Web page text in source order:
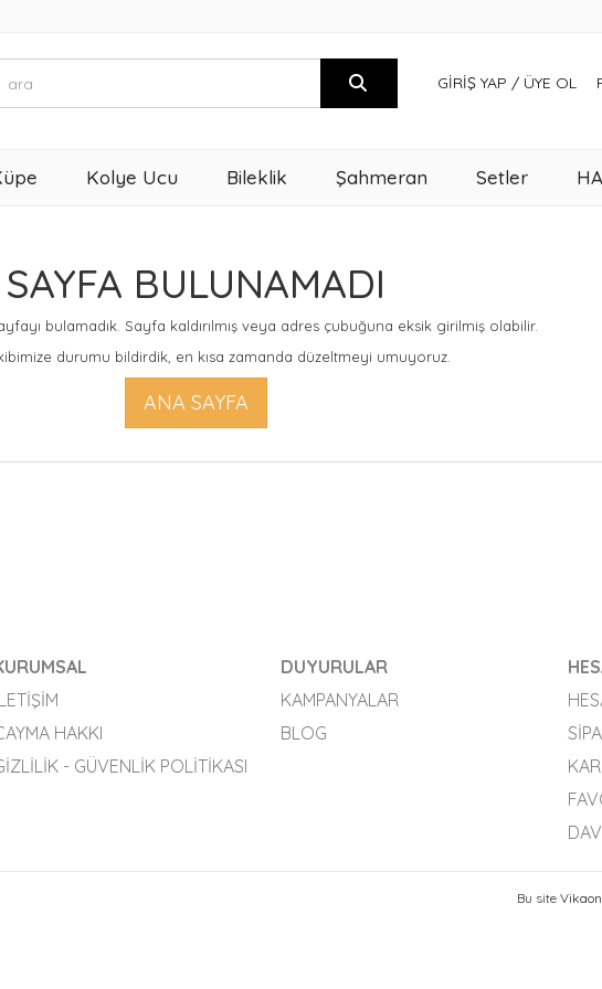
GIRIŞ YAP / ÜYE OL
Kolye Ucu Bileklik Şahmeran Setler
SAYFA BULUNAMADI
bulamadık. Sayfa kaldırılmış veya adres çubuğuna eksik girilmiş olabilir.
durumu bildirdik, en kısa zamanda düzeltmeyi umuyoruz.
ANA SAYFA
HAKKI
- GÜVENLIK POLITIKASI
DUYURULAR
KAMPANYALAR
BLOG
Bu site